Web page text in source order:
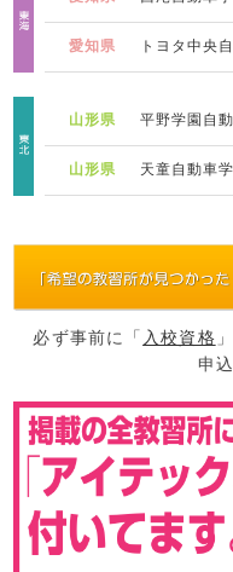
愛知県 トヨタ中央
山形県 平野学園自
山形県 天童自動車
必ず事前に「 入校資格
申